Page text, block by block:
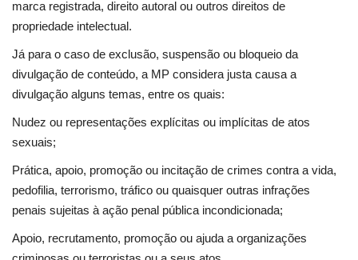
marca registrada, direito autoral ou outros direitos de
propriedade intelectual.
Já para o caso de exclusão, suspensão ou bloqueio da
divulgação de conteúdo, a MP considera justa causa a
divulgação alguns temas, entre os quais:
Nudez ou representações explícitas ou implícitas de atos
sexuais;
Prática, apoio, promoção ou incitação de crimes contra a vida,
pedofilia, terrorismo, tráfico ou quaisquer outras infrações
penais sujeitas à ação penal pública incondicionada;
Apoio, recrutamento, promoção ou ajuda a organizações